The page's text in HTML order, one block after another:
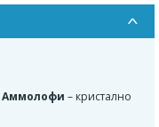
Аммолофи – кристално